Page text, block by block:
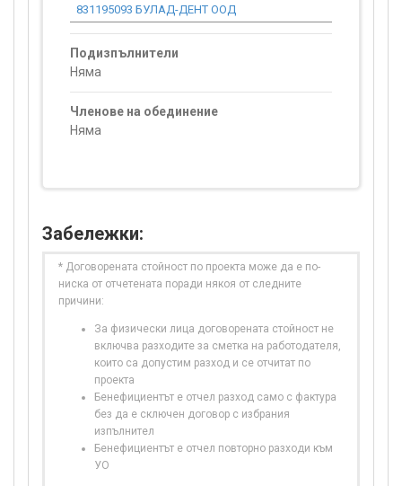
831195093 БУЛАД-ДЕНТ ООД
Подизпълнители
Няма
Членове на обединение
Няма
Забележки:
* Договорената стойност по проекта може да е по-
ниска от отчетената поради някоя от следните
причини:
За физически лица договорената стойност не
включва разходите за сметка на работодателя,
които са допустим разход и се отчитат по
проекта
Бенефициентът е отчел разход само с фактура
без да е сключен договор с избрания
изпълнител
Бенефициентът е отчел повторно разходи към
УО